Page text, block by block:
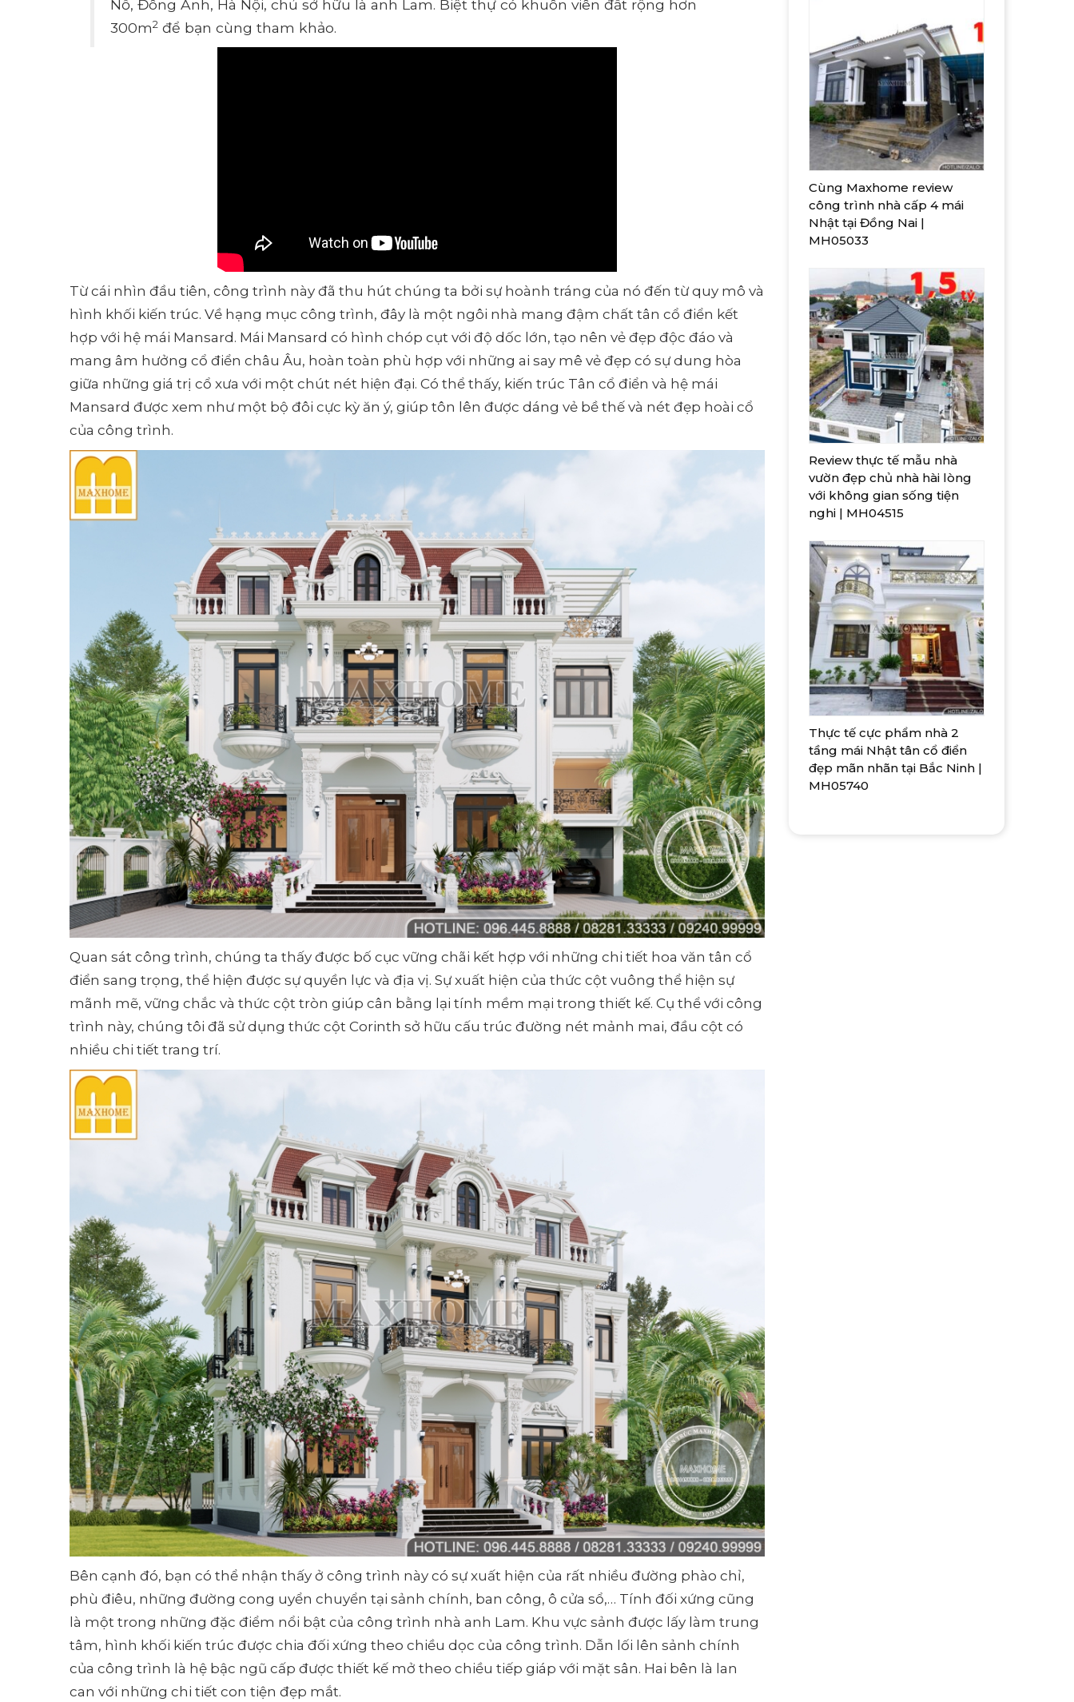
Nỗ, Đông Anh, Hà Nội, chủ sở hữu là anh Lam. Biệt thự có khuôn viên đất rộng hơn
300m2 để bạn cùng tham khảo.
Từ cái nhìn đầu tiên, công trình này đã thu hút chúng ta bởi sự hoành tráng của nó đến từ quy mô và
hình khối kiến trúc. Về hạng mục công trình, đây là một ngôi nhà mang đậm chất tân cổ điển kết
hợp với hệ mái Mansard. Mái Mansard có hình chóp cụt với độ dốc lớn, tạo nên vẻ đẹp độc đáo và
mang âm hưởng cổ điển châu Âu, hoàn toàn phù hợp với những ai say mê vẻ đẹp có sự dung hòa
giữa những giá trị cổ xưa với một chút nét hiện đại. Có thể thấy, kiến trúc Tân cổ điển và hệ mái
Mansard được xem như một bộ đôi cực kỳ ăn ý, giúp tôn lên được dáng vẻ bề thế và nét đẹp hoài cổ
của công trình.
Quan sát công trình, chúng ta thấy được bố cục vững chãi kết hợp với những chi tiết hoa văn tân cổ
điển sang trọng, thể hiện được sự quyền lực và địa vị. Sự xuất hiện của thức cột vuông thể hiện sự
mãnh mẽ, vững chắc và thức cột tròn giúp cân bằng lại tính mềm mại trong thiết kế. Cụ thể với công
trình này, chúng tôi đã sử dụng thức cột Corinth sở hữu cấu trúc đường nét mảnh mai, đầu cột có
nhiều chi tiết trang trí.
Bên cạnh đó, bạn có thể nhận thấy ở công trình này có sự xuất hiện của rất nhiều đường phào chỉ,
phù điêu, những đường cong uyển chuyển tại sảnh chính, ban công, ô cửa sổ,… Tính đối xứng cũng
là một trong những đặc điểm nổi bật của công trình nhà anh Lam. Khu vực sảnh được lấy làm trung
tâm, hình khối kiến trúc được chia đối xứng theo chiều dọc của công trình. Dẫn lối lên sảnh chính
của công trình là hệ bậc ngũ cấp được thiết kế mở theo chiều tiếp giáp với mặt sân. Hai bên là lan
can với những chi tiết con tiện đẹp mắt.
Cùng Maxhome review
công trình nhà cấp 4 mái
Nhật tại Đồng Nai |
MH05033
Review thực tế mẫu nhà
vườn đẹp chủ nhà hài lòng
với không gian sống tiện
nghi | MH04515
Thực tế cực phẩm nhà 2
tầng mái Nhật tân cổ điển
đẹp mãn nhãn tại Bắc Ninh |
MH05740